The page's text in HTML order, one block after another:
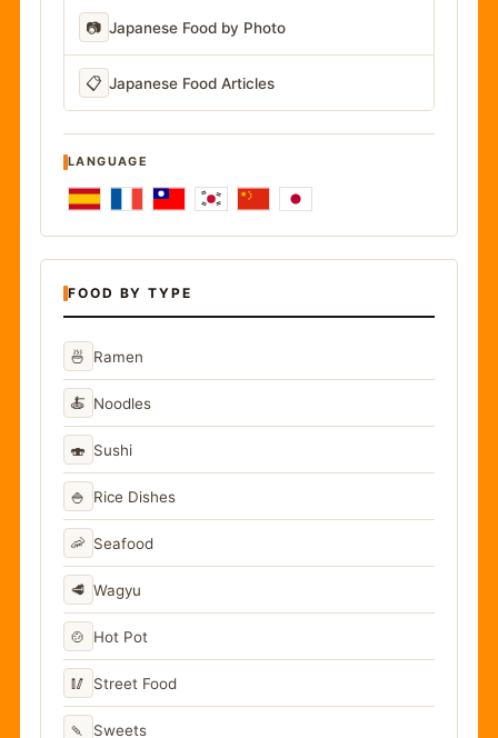
📷 Japanese Food by Photo
📋 Japanese Food Articles
LANGUAGE
FOOD BY TYPE
🍜 Ramen
🍝 Noodles
🍣 Sushi
🍚 Rice Dishes
🦐 Seafood
🥩 Wagyu
🍲 Hot Pot
🥢 Street Food
🍡 Sweets